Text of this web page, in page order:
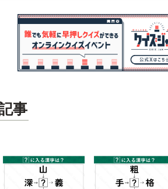
事